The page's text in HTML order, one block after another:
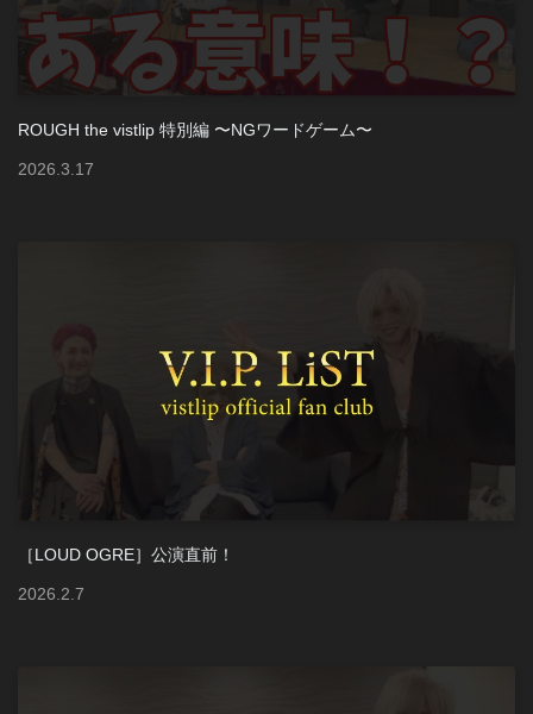
ROUGH the vistlip 特別編 〜NGワードゲーム〜
2026 3 17
［LOUD OGRE］公演直前！
2026 2 7